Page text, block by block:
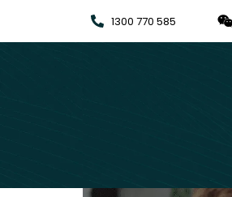
1300 770 585